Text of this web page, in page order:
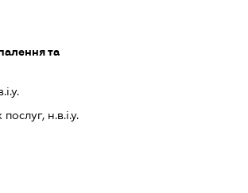
та
н.в.і.у.